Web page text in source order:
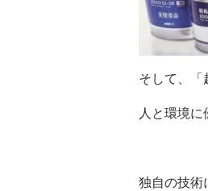
そして、「
人と環境
独自の技術